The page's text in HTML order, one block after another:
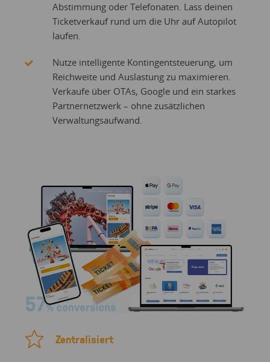
Abstimmung oder Telefonaten. Lass deinen
Ticketverkauf rund um die Uhr auf Autopilot
laufen.
Nutze intelligente Kontingentsteuerung, um
Reichweite und Auslastung zu maximieren.
Verkaufe über OTAs, Google und ein starkes
Partnernetzwerk – ohne zusätzlichen
Verwaltungsaufwand.
Zentralisiert